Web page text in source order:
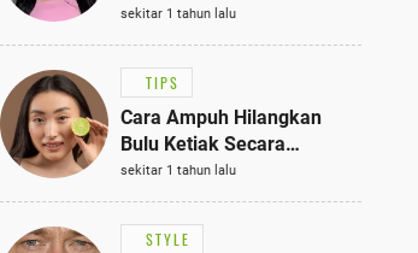
Tahun di Panti Asuhan,
Terlihat Anggun dengan
Kaftan Cokelat
sekitar 1 tahun lalu
TIPS
Cara Ampuh Hilangkan
Bulu Ketiak Secara
Permanen dalam 5
Langkah Sederhana
sekitar 1 tahun lalu
STYLE